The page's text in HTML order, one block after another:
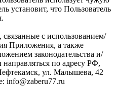
установит, что Пользователь
с использованием/
Приложения, а также
законодательства и/
по адресу РФ,
ул. Малышева, 42
info@zaberu77.ru